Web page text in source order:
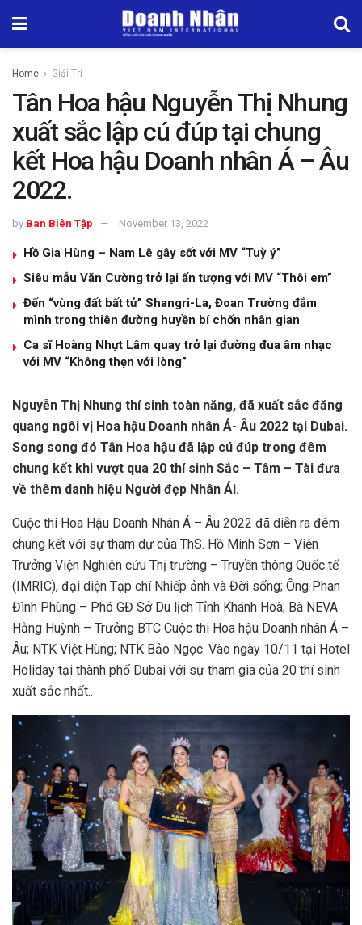
Home Giải Trí
Tân Hoa hậu Nguyễn Thị Nhung
xuất sắc lập cú đúp tại chung
kết Hoa hậu Doanh nhân Á – Âu
2022.
by Ban Biên Tập November 13, 2022
Hồ Gia Hùng – Nam Lê gây sốt với MV “Tuỳ ý”
Siêu mẫu Văn Cường trở lại ấn tượng với MV “Thôi em”
Đến “vùng đất bất tử” Shangri-La, Đoan Trường đắm
mình trong thiên đường huyền bí chốn nhân gian
Ca sĩ Hoàng Nhựt Lâm quay trở lại đường đua âm nhạc
với MV “Không thẹn với lòng”
Nguyễn Thị Nhung thí sinh toàn năng, đã xuất sắc đăng
quang ngôi vị Hoa hậu Doanh nhân Á- Âu 2022 tại Dubai.
Song song đó Tân Hoa hậu đã lập cú đúp trong đêm
chung kết khi vượt qua 20 thí sinh Sắc – Tâm – Tài đưa
về thêm danh hiệu Người đẹp Nhân Ái.
Cuộc thi Hoa Hậu Doanh Nhân Á – Âu 2022 đã diễn ra đêm
chung kết với sự tham dự của ThS. Hồ Minh Sơn – Viện
Trưởng Viện Nghiên cứu Thị trường – Truyền thông Quốc tế
(IMRIC), đại diện Tạp chí Nhiếp ảnh và Đời sống; Ông Phan
Đình Phùng – Phó GĐ Sở Du lịch Tỉnh Khánh Hoà; Bà NEVA
Hằng Huỳnh – Trưởng BTC Cuộc thi Hoa hậu Doanh nhân Á –
Âu; NTK Việt Hùng; NTK Bảo Ngọc. Vào ngày 10/11 tại Hotel
Holiday tại thành phố Dubai với sự tham gia của 20 thí sinh
xuất sắc nhất..